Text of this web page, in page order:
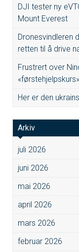
DJI tester ny
Mount Everest
Dronesvindleren
retten til å drive
Frustrert over
«førstehjelpskurs»
Her er den
Arkiv
juli 2026
juni 2026
mai 2026
april 2026
mars 2026
februar 2026